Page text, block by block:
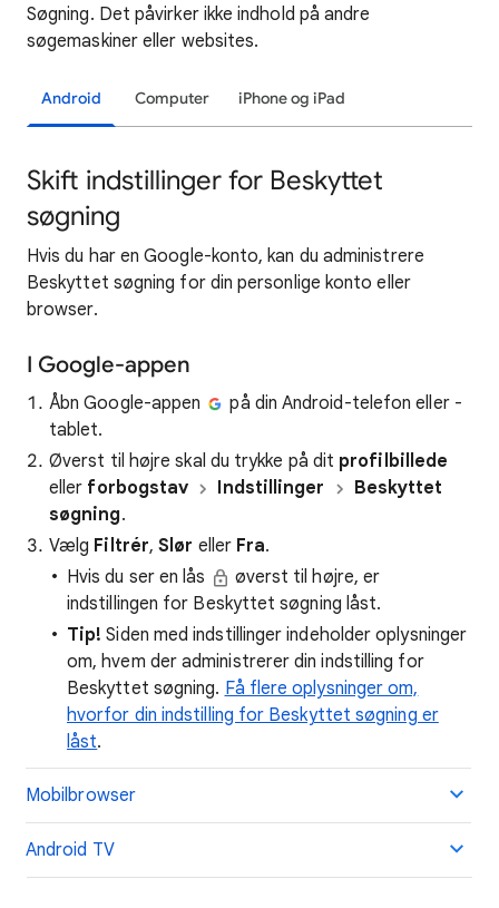
Søgning. Det påvirker ikke indhold på andre
søgemaskiner eller websites.
Android Computer iPhone og iPad
Skift indstillinger for Beskyttet
søgning
Hvis du har en Google-konto, kan du administrere
Beskyttet søgning for din personlige konto eller
browser.
I Google-appen
Åbn Google-appen
på din Android-telefon eller -
tablet.
Øverst til højre skal du trykke på dit profilbillede
eller forbogstav Indstillinger
Beskyttet
søgning.
Vælg Filtrér,Slør eller Fra.
Hvis du ser en lås
øverst til højre, er
indstillingen for Beskyttet søgning låst.
Tip! Siden med indstillinger indeholder oplysninger
om, hvem der administrerer din indstilling for
Beskyttet søgning. Få flere oplysninger om,
hvorfor din indstilling for Beskyttet søgning er
låst.
Mobilbrowser
Android TV